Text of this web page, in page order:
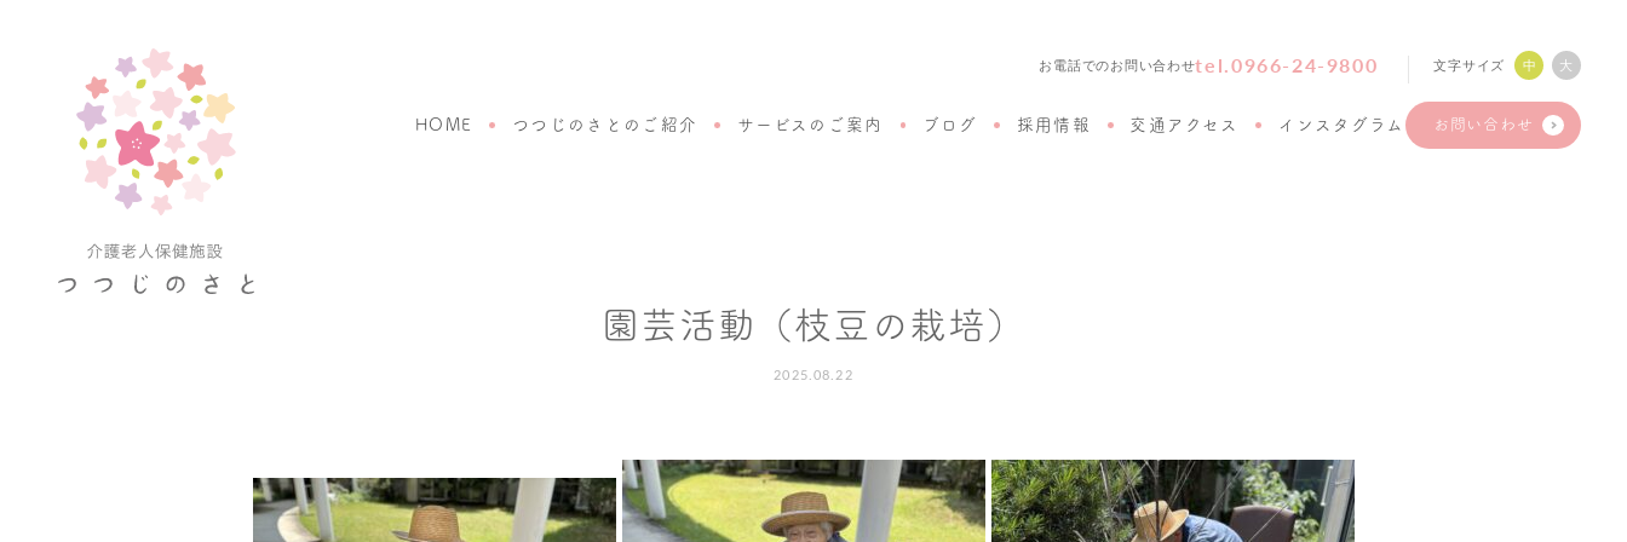
HOME つつじのさとのご紹介 サービスのご案内 ブログ 採用情報 交通アクセス インスタグラム お問い合わせ
お電話でのお問い合わせtel.0966-24-9800 文字サイズ 中 大
園芸活動（枝豆の栽培）
2025.08.22